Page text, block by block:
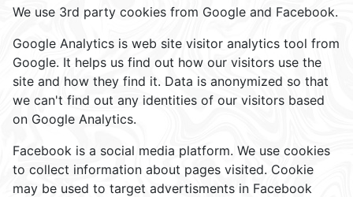
We use 3rd party cookies from Google and Facebook.
Google Analytics is web site visitor analytics tool from
Google. It helps us find out how our visitors use the
site and how they find it. Data is anonymized so that
we can't find out any identities of our visitors based
on Google Analytics.
Facebook is a social media platform. We use cookies
to collect information about pages visited. Cookie
may be used to target advertisments in Facebook